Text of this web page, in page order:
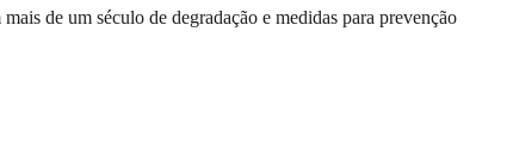
de um século de degradação e medidas para prevenção